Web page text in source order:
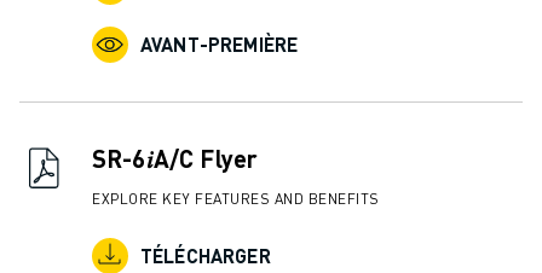
AVANT-PREMIÈRE
SR-6𝑖A/C Flyer
EXPLORE KEY FEATURES AND BENEFITS
TÉLÉCHARGER